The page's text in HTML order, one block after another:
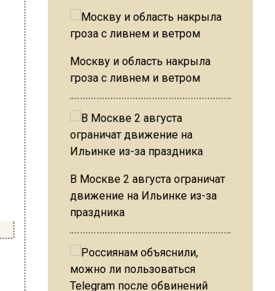
Москву и область накрыла
гроза с ливнем и ветром
В Москве 2 августа ограничат
движение на Ильинке из-за
праздника